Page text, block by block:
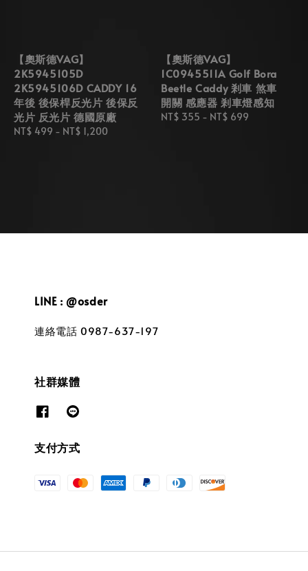
【奧斯德VAG】
2K5945105D
2K5945106D CADDY 16
年後 後保桿反光片 後保反
光片 反光片 德國原廠
Regular
NT$ 499 - NT$ 1,200
【奧斯德VAG】
1C0945511A Golf Bora
Beetle Caddy 剎車 煞車
開關 感應器 剎車燈感知
Regular
NT$ 355 - NT$ 699
LINE : @osder
連絡電話 0987-637-197
社群媒體
支付方式